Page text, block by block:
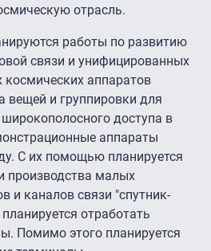
отрасль.
работы по развитию
связи и унифицированных
аппаратов
вещей и группировки для
доступа в
аппараты
С их помощью планируется
производства малых
и каналов связи "спутник-
отработать
Помимо этого планируется